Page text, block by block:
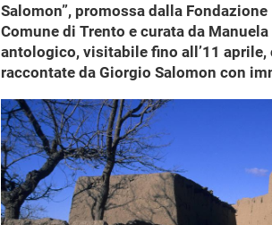
Salomon”, promossa dalla
Comune di Trento e curata da
antologico, visitabile fino all’11
raccontate da Giorgio Salomon con